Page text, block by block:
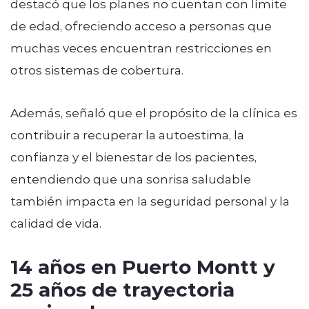
destacó que los planes no cuentan con límite
de edad, ofreciendo acceso a personas que
muchas veces encuentran restricciones en
otros sistemas de cobertura.
Además, señaló que el propósito de la clínica es
contribuir a recuperar la autoestima, la
confianza y el bienestar de los pacientes,
entendiendo que una sonrisa saludable
también impacta en la seguridad personal y la
calidad de vida.
14 años en Puerto Montt y
25 años de trayectoria